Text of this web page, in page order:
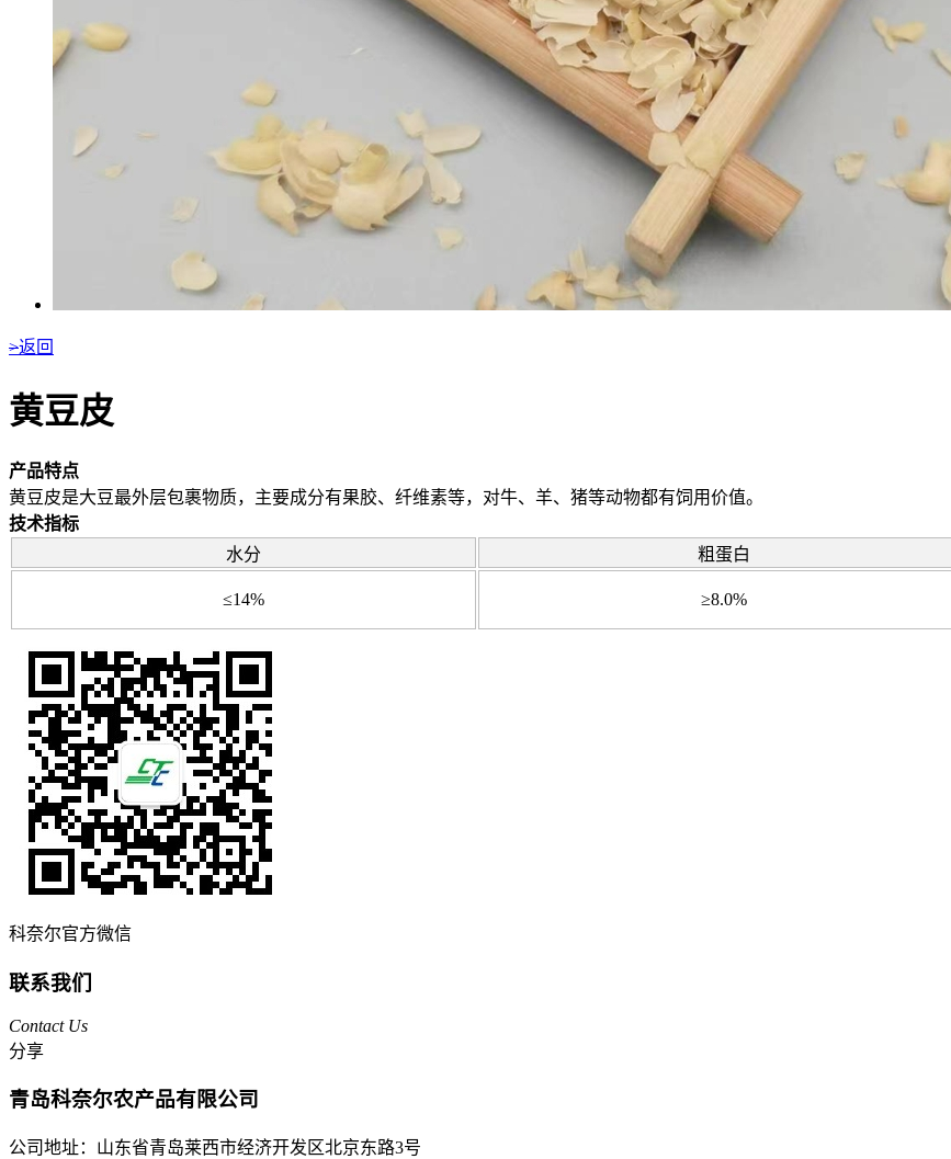
>返回
黄豆皮
产品特点
黄豆皮是大豆最外层包裹物质，主要成分有果胶、纤维素等，对牛、羊、猪等动物都有饲用价值。
技术指标
水分
粗蛋白
≤14% ≥8.0%
科奈尔官方微信
联系我们
Contact Us
分享
青岛科奈尔农产品有限公司
公司地址：山东省青岛莱西市经济开发区北京东路3号